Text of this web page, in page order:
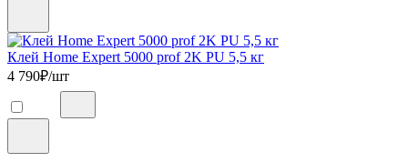
Клей Home Expert 5000 prof 2K PU 5,5 кг
4 790₽/шт